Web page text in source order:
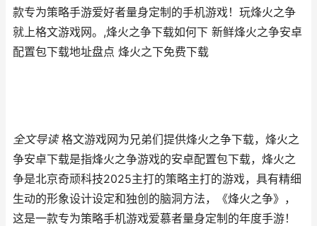
款专为策略手游爱好者量身定制的手机游戏！玩烽火之争
就上格文游戏网。,烽火之争下载如何下 新鲜烽火之争安卓
配置包下载地址盘点 烽火之下免费下载
全文导读格文游戏网为兄弟们提供烽火之争下载，烽火之
争安卓下载是指烽火之争游戏的安卓配置包下载，烽火之
争是北京奇顽科技2025主打的策略主打的游戏，具有精细
生动的形象设计设定和独创的脑洞方法，《烽火之争》，
这是一款专为策略手机游戏爱慕者量身定制的年度手游！